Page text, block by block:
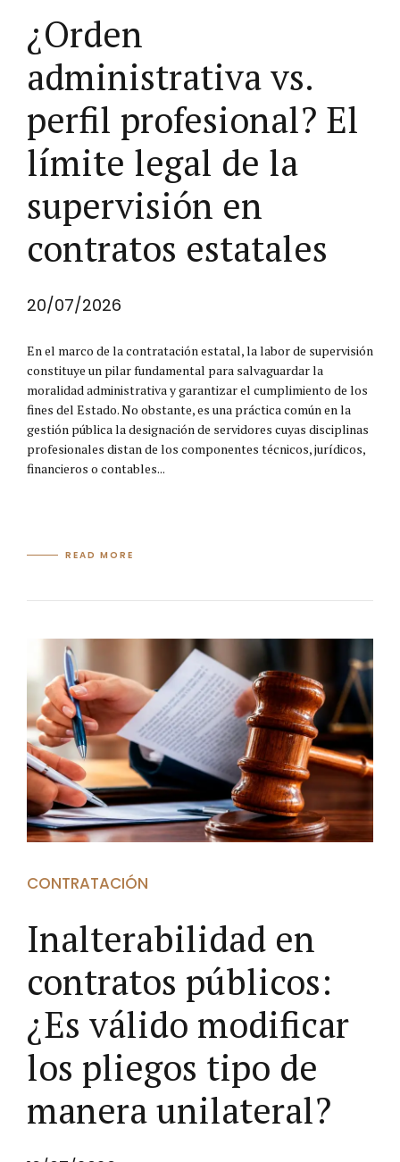
¿Orden
administrativa vs.
perfil profesional? El
límite legal de la
supervisión en
contratos estatales
20/07/2026
En el marco de la contratación estatal, la labor de supervisión
constituye un pilar fundamental para salvaguardar la
moralidad administrativa y garantizar el cumplimiento de los
fines del Estado. No obstante, es una práctica común en la
gestión pública la designación de servidores cuyas disciplinas
profesionales distan de los componentes técnicos, jurídicos,
financieros o contables...
READ MORE
CONTRATACIÓN
Inalterabilidad en
contratos públicos:
¿Es válido modificar
los pliegos tipo de
manera unilateral?